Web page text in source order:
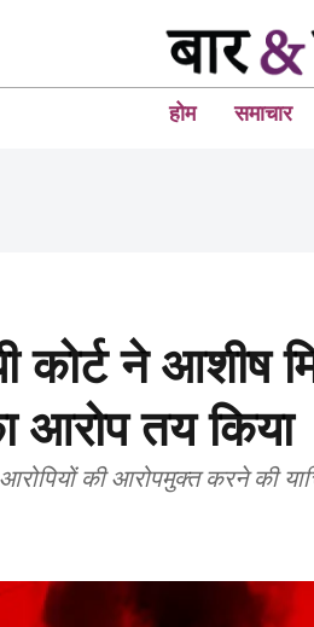
होम समाचार
कोर्ट ने आशीष
आरोप तय किया
की आरोपमुक्त करने की